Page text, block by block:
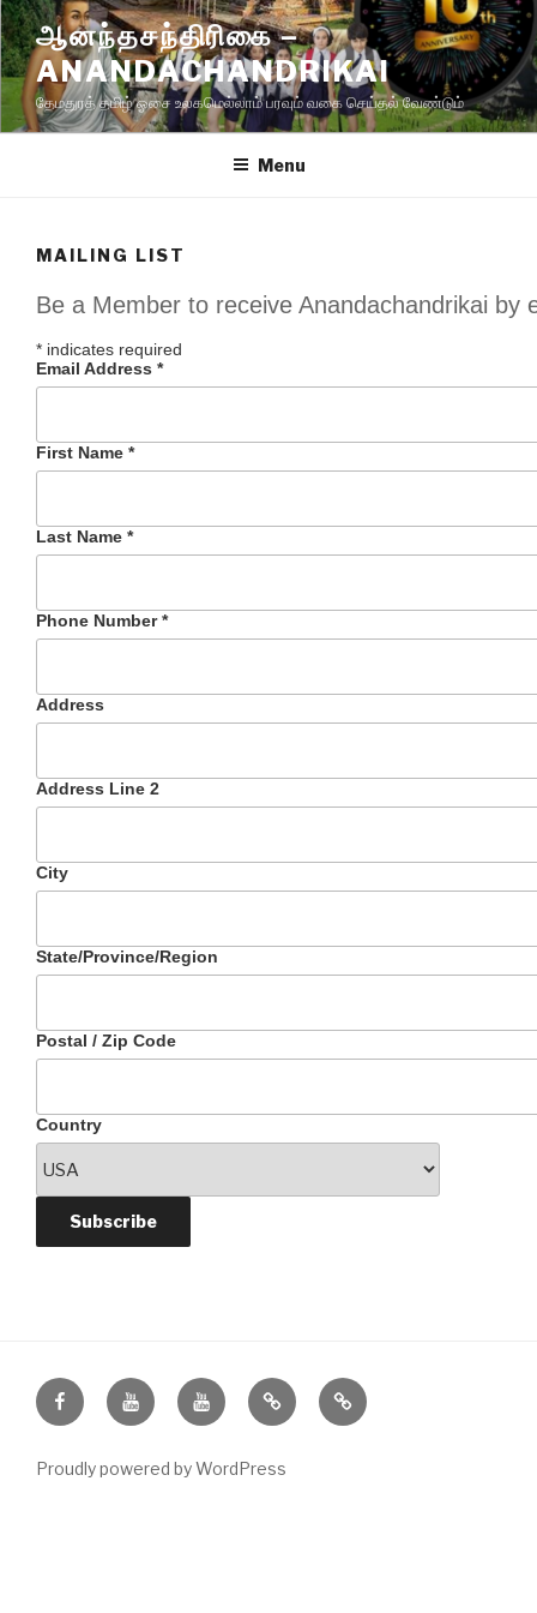
Skip
to
content
ஆனந்தசந்திரிகை –
ANANDACHANDRIKAI
தேமதுரத் தமிழ் ஓசை உலகமெல்லாம் பரவும் வகை செய்தல் வேண்டும்
Menu
MAILING LIST
Be a Member to receive Anandachandrikai by
* indicates required
Email Address *
First Name *
Last Name *
Phone Number*
Address
Address Line 2
City
State/Province/Region
Postal / Zip Code
Country
FacebookAnandachandrikai-
Ilearntamilnow
Anandachandrikai
Online
Tamil
Quizlet
Proudly powered by WordPress